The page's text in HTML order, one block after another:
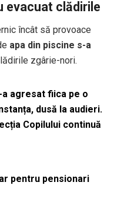
evacuat clădirile
încât să provoace
apa din piscine s-a
zgârie-nori.
a agresat fiica pe o
dusă la audieri.
Copilului continuă
pentru pensionari